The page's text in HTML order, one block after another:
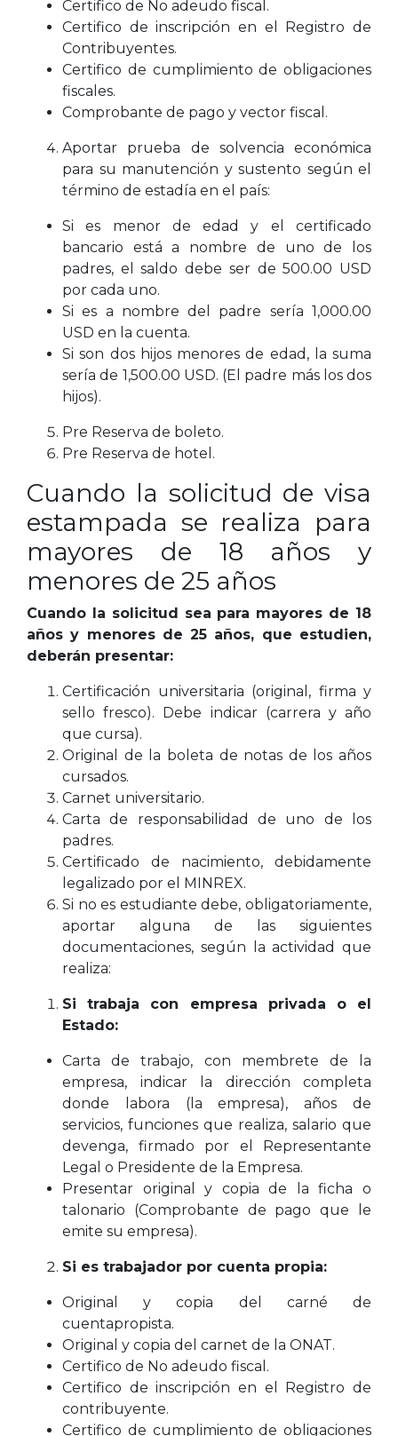
Certifico de No adeudo fiscal.
Certifico de inscripción en el Registro de
Contribuyentes.
Certifico de cumplimiento de obligaciones
fiscales.
Comprobante de pago y vector fiscal.
Aportar prueba de solvencia económica
para su manutención y sustento según el
término de estadía en el país:
Si es menor de edad y el certificado
bancario está a nombre de uno de los
padres, el saldo debe ser de 500.00 USD
por cada uno.
Si es a nombre del padre sería 1,000.00
USD en la cuenta.
Si son dos hijos menores de edad, la suma
sería de 1,500.00 USD. (El padre más los dos
hijos).
Pre Reserva de boleto.
Pre Reserva de hotel.
Cuando la solicitud de visa
estampada se realiza para
mayores de 18 años y
menores de 25 años
Cuando la solicitud sea para mayores de 18
años y menores de 25 años, que estudien,
deberán presentar:
Certificación universitaria (original, firma y
sello fresco). Debe indicar (carrera y año
que cursa).
Original de la boleta de notas de los años
cursados.
Carnet universitario.
Carta de responsabilidad de uno de los
padres.
Certificado de nacimiento, debidamente
legalizado por el MINREX.
Si no es estudiante debe, obligatoriamente,
aportar alguna de las siguientes
documentaciones, según la actividad que
realiza:
Si trabaja con empresa privada o el
Estado:
Carta de trabajo, con membrete de la
empresa, indicar la dirección completa
donde labora (la empresa), años de
servicios, funciones que realiza, salario que
devenga, firmado por el Representante
Legal o Presidente de la Empresa.
Presentar original y copia de la ficha o
talonario (Comprobante de pago que le
emite su empresa).
Si es trabajador por cuenta propia:
Original y copia del carné de
cuentapropista.
Original y copia del carnet de la ONAT.
Certifico de No adeudo fiscal.
Certifico de inscripción en el Registro de
contribuyente.
Certifico de cumplimiento de obligaciones